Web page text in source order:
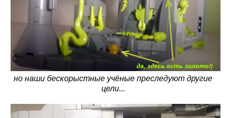
но наши бескорыстные учёные преследуют другие
цели...